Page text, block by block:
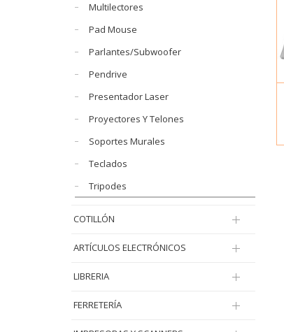
Multilectores
Pad Mouse
Parlantes/Subwoofer
Pendrive
Presentador Laser
Proyectores Y Telones
Soportes Murales
Teclados
Tripodes
COTILLÓN
ARTÍCULOS ELECTRÓNICOS
LIBRERIA
FERRETERÍA